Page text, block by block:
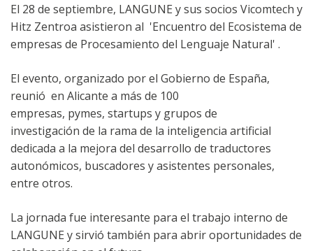
El 28 de septiembre, LANGUNE y sus socios Vicomtech y
Hitz Zentroa asistieron al 'Encuentro del Ecosistema de
empresas de Procesamiento del Lenguaje Natural' .
El evento, organizado por el Gobierno de España,
reunió en Alicante a más de 100
empresas, pymes, startups y grupos de
investigación de la rama de la inteligencia artificial
dedicada a la mejora del desarrollo de traductores
autonómicos, buscadores y asistentes personales,
entre otros.
La jornada fue interesante para el trabajo interno de
LANGUNE y sirvió también para abrir oportunidades de